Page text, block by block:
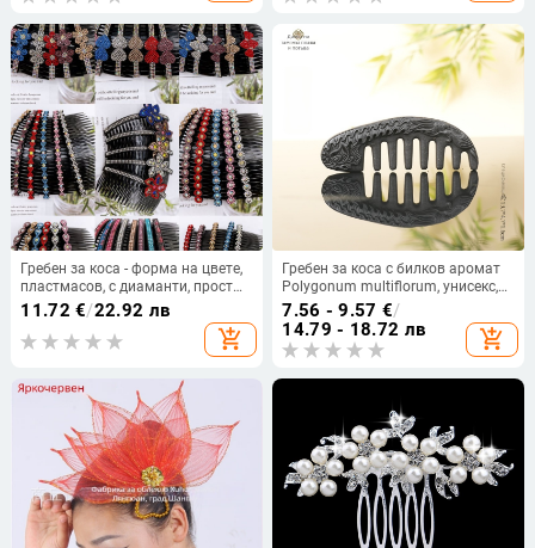
Гребен за коса - форма на цвете,
пластмасов, с диаманти, прост
дамски стил, за ресни
11.72 €/22.92 лв
add_shopping_cart
Гребен за коса с билков аромат
Polygonum multiflorum, унисекс,
ръчно и полу-механична
обработка, индивидуална
опаковка
7.56 - 9.57 €/
14.79 - 18.72 лв
add_shopping_cart